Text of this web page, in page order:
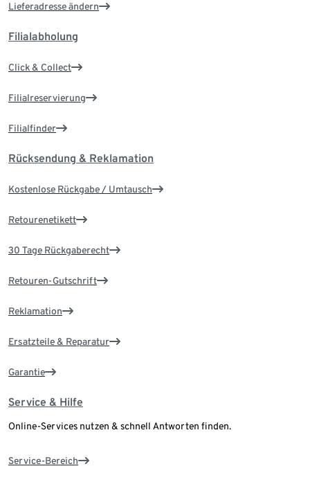
Lieferadresse ändern
Filialabholung
Click & Collect
Filialreservierung
Filialfinder
Rücksendung & Reklamation
Kostenlose Rückgabe / Umtausch
Retourenetikett
30 Tage Rückgaberecht
Retouren-Gutschrift
Reklamation
Ersatzteile & Reparatur
Garantie
Service & Hilfe
Online-Services nutzen & schnell Antworten finden.
Service-Bereich